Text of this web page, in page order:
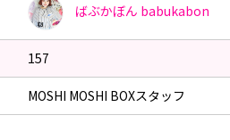
ばぶかぼん babukabon
157
MOSHI MOSHI BOXスタッフ